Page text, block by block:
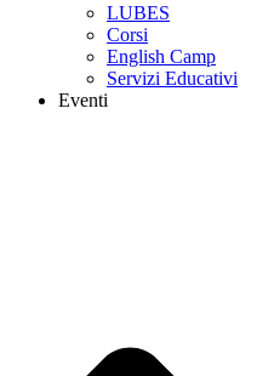
LUBES
Corsi
English Camp
Servizi Educativi
Eventi